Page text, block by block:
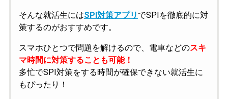
そんな就活生にはSPI対策アプリ でSPIを徹底的に対
策するのがおすすめです。
スマホひとつで問題を解けるので、電車などのスキ
マ時間に対策することも可能！
多忙でSPI対策をする時間が確保できない就活生に
もぴったり！